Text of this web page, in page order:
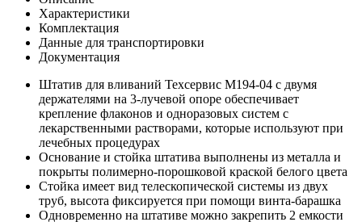
Характеристики
Комплектация
Данные для транспортировки
Документация
Штатив для вливаний Техсервис М194-04 с двумя
держателями на 3-лучевой опоре обеспечивает
крепление флаконов и одноразовых систем с
лекарственными растворами, которые используют при
лечебных процедурах
Основание и стойка штатива выполнены из металла и
покрыты полимерно-порошковой краской белого цвета
Стойка имеет вид телескопической системы из двух
труб, высота фиксируется при помощи винта-барашка
Одновременно на штативе можно закрепить 2 емкости